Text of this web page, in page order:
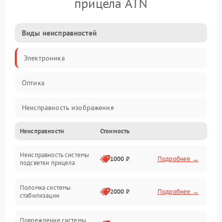
Виды неисправностей
Электроника
Оптика
Неисправность изображения
Механические повреждения
Неисправность фокусировки и оптики
Неисправности Стоимость
Неисправность системы
подсветки прицела
1000 ₽ Подробнее →
Поломка системы
стабилизации
2000 ₽ Подробнее →
Повреждение системы